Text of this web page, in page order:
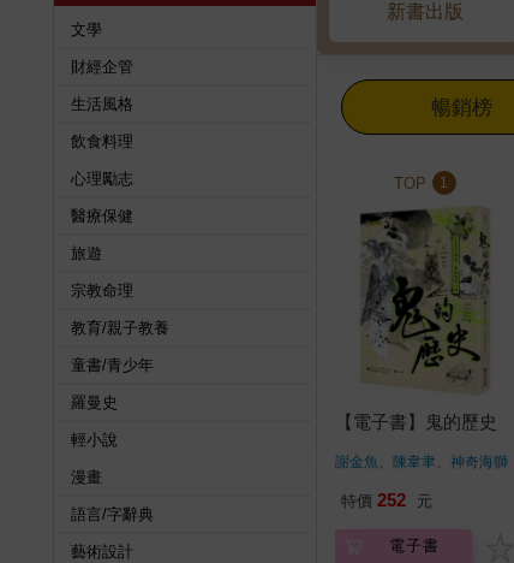
文學
財經企管
生活風格
飲食料理
心理勵志
醫療保健
旅遊
宗教命理
教育/親子教養
童書/青少年
羅曼史
輕小說
漫畫
語言/字辭典
藝術設計
新書出版
暢銷榜
TOP 1
【電子書】鬼的歷史
謝金魚、陳韋聿、神奇海獅
特價 252 元
電子書